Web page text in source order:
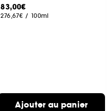
83,00€
276,67€ / 100ml
Ajouter au panier